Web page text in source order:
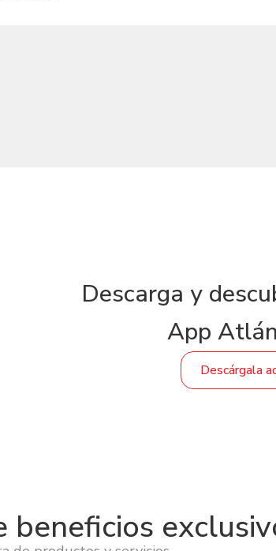
Descarga y
App
Descárgala
beneficios